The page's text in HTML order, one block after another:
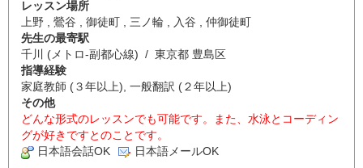
レッスン場所
上野 , 鶯谷 , 御徒町 , 三ノ輪 , 入谷 , 仲御徒町
先生の最寄駅
千川 (メトロ-副都心線) / 東京都 豊島区
指導経験
家庭教師 (３年以上), 一般翻訳 (２年以上)
その他
どんな形式のレッスンでも可能です。また、水泳とコーディン
グが好きですとのことです。
日本語会話OK
日本語メールOK